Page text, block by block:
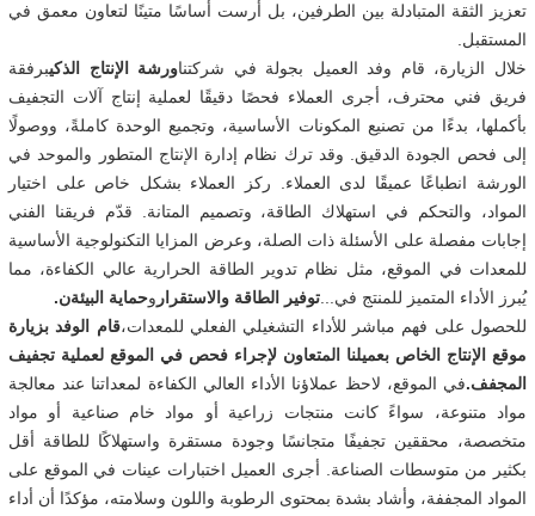
تعزيز الثقة المتبادلة بين الطرفين، بل أرست أساسًا متينًا لتعاون معمق في
المستقبل.
خلال الزيارة، قام وفد العميل بجولة في شركتناورشة الإنتاج الذكيبرفقة
فريق فني محترف، أجرى العملاء فحصًا دقيقًا لعملية إنتاج آلات التجفيف
بأكملها، بدءًا من تصنيع المكونات الأساسية، وتجميع الوحدة كاملةً، ووصولًا
إلى فحص الجودة الدقيق. وقد ترك نظام إدارة الإنتاج المتطور والموحد في
الورشة انطباعًا عميقًا لدى العملاء. ركز العملاء بشكل خاص على اختيار
المواد، والتحكم في استهلاك الطاقة، وتصميم المتانة. قدّم فريقنا الفني
إجابات مفصلة على الأسئلة ذات الصلة، وعرض المزايا التكنولوجية الأساسية
للمعدات في الموقع، مثل نظام تدوير الطاقة الحرارية عالي الكفاءة، مما
يُبرز الأداء المتميز للمنتج في... توفير الطاقة والاستقرار وحماية البيئةن.
للحصول على فهم مباشر للأداء التشغيلي الفعلي للمعدات،قام الوفد بزيارة
موقع الإنتاج الخاص بعميلنا المتعاون لإجراء فحص في الموقع لعملية تجفيف
المجفف.في الموقع، لاحظ عملاؤنا الأداء العالي الكفاءة لمعداتنا عند معالجة
مواد متنوعة، سواءً كانت منتجات زراعية أو مواد خام صناعية أو مواد
متخصصة، محققين تجفيفًا متجانسًا وجودة مستقرة واستهلاكًا للطاقة أقل
بكثير من متوسطات الصناعة. أجرى العميل اختبارات عينات في الموقع على
المواد المجففة، وأشاد بشدة بمحتوى الرطوبة واللون وسلامته، مؤكدًا أن أداء